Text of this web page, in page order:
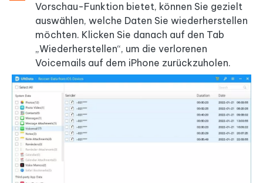
Vorschau-Funktion bietet, können Sie gezielt
auswählen, welche Daten Sie wiederherstellen
möchten. Klicken Sie danach auf den Tab
„Wiederherstellen“, um die verlorenen
Voicemails auf dem iPhone zurückzuholen.